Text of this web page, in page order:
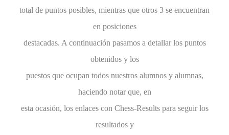
total de puntos posibles, mientras que otros 3 se encuentran
en posiciones
destacadas. A continuación pasamos a detallar los puntos
obtenidos y los
puestos que ocupan todos nuestros alumnos y alumnas,
haciendo notar que, en
esta ocasión, los enlaces con Chess-Results para seguir los
resultados y